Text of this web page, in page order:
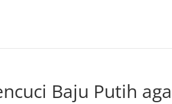
Baju Putih